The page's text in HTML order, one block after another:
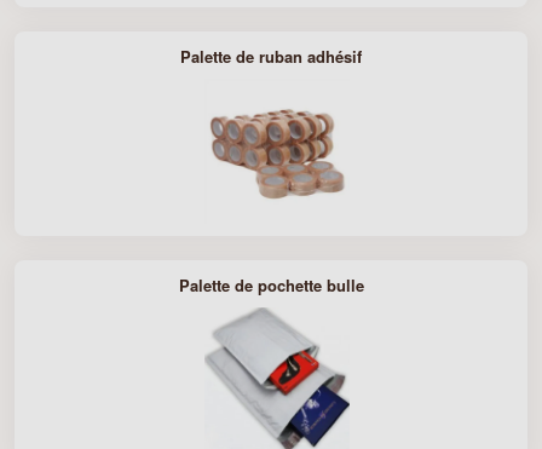
Palette de ruban adhésif
Palette de pochette bulle